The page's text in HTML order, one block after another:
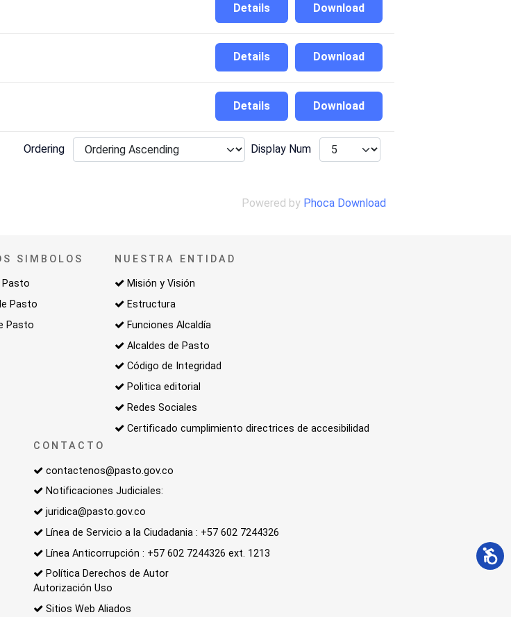
Download
Details
Download
Details
Download
Details
Ordering Display Num
Powered by Phoca Download
SIMBOLOS
Pasto
Pasto
Pasto
NUESTRA ENTIDAD
Misión y Visión
Estructura
Funciones Alcaldía
Alcaldes de Pasto
Código de Integridad
Politica editorial
Redes Sociales
Certificado cumplimiento directrices de accesibilidad
CONTACTO
contactenos@pasto.gov.co
Notificaciones Judiciales:
juridica@pasto.gov.co
Línea de Servicio a la Ciudadania : +57 602 7244326
Línea Anticorrupción : +57 602 7244326 ext. 1213
Política Derechos de Autor
Autorización Uso
Sitios Web Aliados